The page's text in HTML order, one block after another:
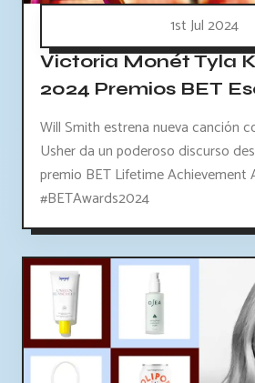
1st Jul 2024
Victoria Monét Tyla
2024 Premios BET
Will Smith estrena nueva canción
Usher da un poderoso discurso
premio BET Lifetime Achievement
#BETAwards2024